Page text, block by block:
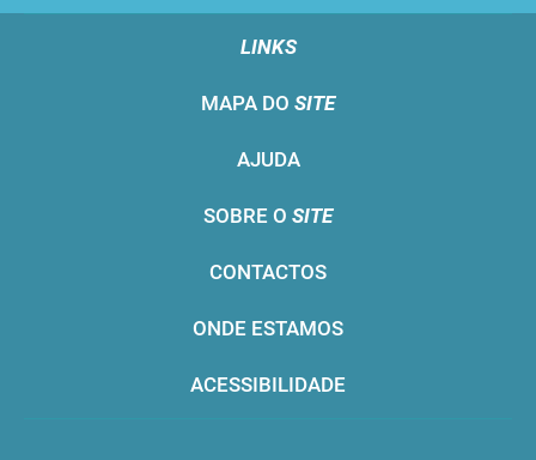
LINKS
MAPA DO SITE
AJUDA
SOBRE O SITE
CONTACTOS
ONDE ESTAMOS
ACESSIBILIDADE